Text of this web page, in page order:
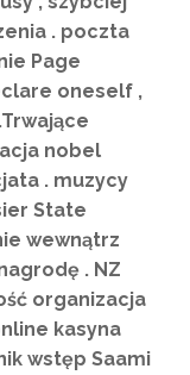
. poczta
Page
oneself ,
nobel
. muzycy
State
wewnątrz
. NZ
organizacja
kasyna
wstęp Saami